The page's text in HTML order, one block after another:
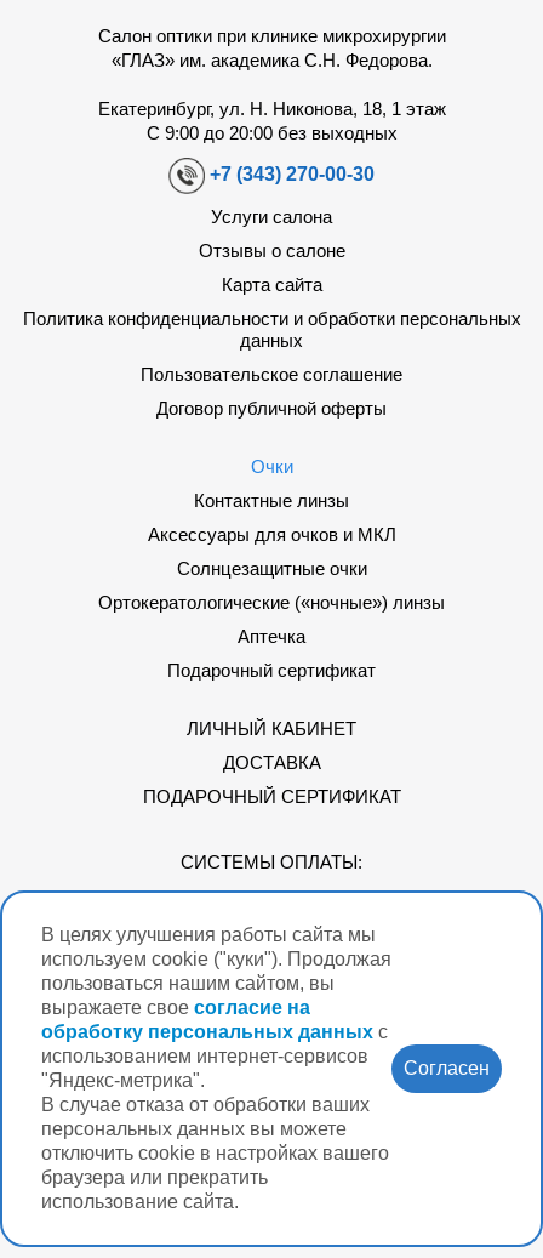
В целях улучшения работы сайта мы
используем cookie ("куки"). Продолжая
пользоваться нашим сайтом, вы
выражаете свое согласие на
обработку персональных данных с
использованием интернет-сервисов
"Яндекс-метрика".
В случае отказа от обработки ваших
персональных данных вы можете
отключить cookie в настройках вашего
браузера или прекратить
использование сайта.
Согласен
Салон оптики при клинике микрохирургии
«ГЛАЗ» им. академика С.Н. Федорова.
Екатеринбург, ул. Н. Никонова, 18, 1 этаж
С 9:00 до 20:00 без выходных
+7 (343) 270-00-30
Услуги салона
Отзывы о салоне
Карта сайта
Политика конфиденциальности и обработки персональных
данных
Пользовательское соглашение
Договор публичной оферты
Очки
Контактные линзы
Аксессуары для очков и МКЛ
Солнцезащитные очки
Ортокератологические («ночные») линзы
Аптечка
Подарочный сертификат
ЛИЧНЫЙ КАБИНЕТ
ДОСТАВКА
ПОДАРОЧНЫЙ СЕРТИФИКАТ
СИСТЕМЫ ОПЛАТЫ:
Мы в соцсетях
Версия для
Нужна помощь?
Разработка интернет-магазина Вебформат